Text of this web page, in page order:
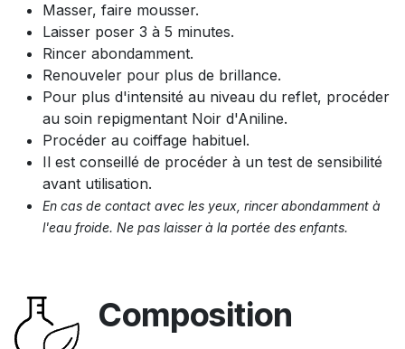
Masser, faire mousser.
Laisser poser 3 à 5 minutes.
Rincer abondamment.
Renouveler pour plus de brillance.
Pour plus d'intensité au niveau du reflet, procéder
au soin repigmentant Noir d'Aniline.
Procéder au coiffage habituel.
Il est conseillé de procéder à un test de sensibilité
avant utilisation.
En cas de contact avec les yeux, rincer abondamment à
l'eau froide. Ne pas laisser à la portée des enfants.
Composition